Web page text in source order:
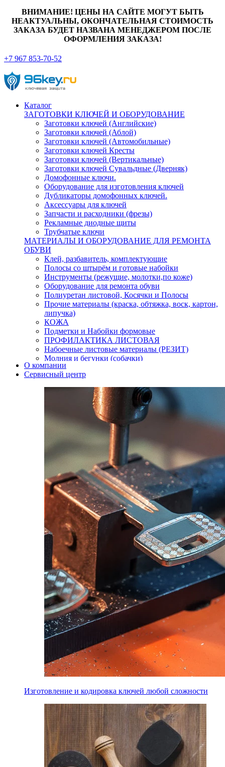
ВНИМАНИЕ! ЦЕНЫ НА САЙТЕ МОГУТ БЫТЬ
НЕАКТУАЛЬНЫ, ОКОНЧАТЕЛЬНАЯ СТОИМОСТЬ
ЗАКАЗА БУДЕТ НАЗВАНА МЕНЕДЖЕРОМ ПОСЛЕ
ОФОРМЛЕНИЯ ЗАКАЗА!
+7 967 853-70-52
Каталог
ЗАГОТОВКИ КЛЮЧЕЙ И ОБОРУДОВАНИЕ
Заготовки ключей (Английские)
Заготовки ключей (Аблой)
Заготовки ключей (Автомобильные)
Заготовки ключей Кресты
Заготовки ключей (Вертикальные)
Заготовки ключей Сувальдные (Дверняк)
Домофонные ключи.
Оборудование для изготовления ключей
Дубликаторы домофонных ключей.
Аксессуары для ключей
Запчасти и расходники (фрезы)
Рекламные диодные щиты
Трубчатые ключи
МАТЕРИАЛЫ И ОБОРУДОВАНИЕ ДЛЯ РЕМОНТА
ОБУВИ
Клей, разбавитель, комплектующие
Полосы со штырём и готовые набойки
Инструменты (режущие, молотки,по коже)
Оборудование для ремонта обуви
Полиуретан листовой, Косячки и Полосы
Прочие материалы (краска, обтяжка, воск, картон,
липучка)
КОЖА
Подметки и Набойки формовые
ПРОФИЛАКТИКА ЛИСТОВАЯ
Набоечные листовые материалы (РЕЗИТ)
Молния и бегунки (собачки)
Нитки,иглы-шило,крючки.
Уход и косметика для обуви
Кнопки (магнитые,кобурные)
Пряжки для ремня
О компании
Сервисный центр
Изготовление и кодировка ключей любой сложности